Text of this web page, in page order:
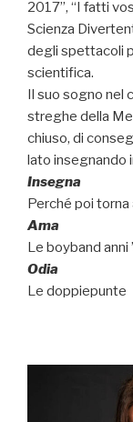
2017”, “I fatti
Scienza
degli spettacoli
scientifica.
Il suo sogno nel
streghe della
chiuso, di
lato insegnando
Insegna
Perché poi torna
Ama
Le boyband anni
Odia
Le doppiepunte